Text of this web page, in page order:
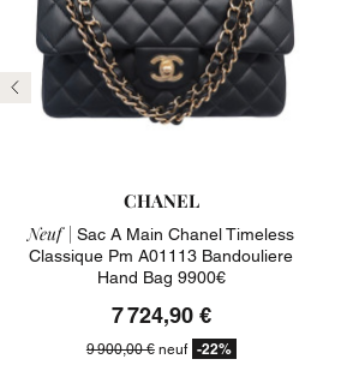
Précédent
CHANEL
Neuf | Sac A Main Chanel Timeless
Classique Pm A01113 Bandouliere
Hand Bag 9900€
7 724,90 €
9 900,00 €neuf -22%